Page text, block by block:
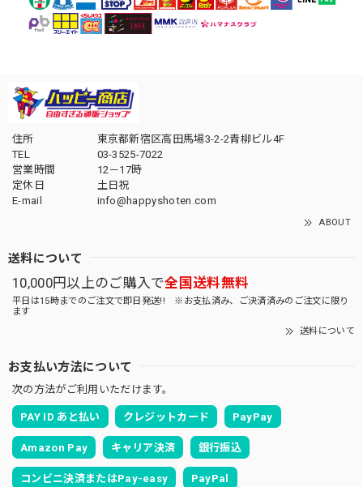
住所
東京都新宿区高田馬場3-2-2青柳ビル4F
TEL
03-3525-7022
営業時間
12－17時
定休日
土日祝
E-mail
info@happyshoten.com
ABOUT
送料について
10,000円以上のご購入で全国送料無料
平日は15時までのご注文で即日発送!! ※お支払済み、ご決済済みのご注文に限り
ます
送料について
お支払い方法について
次の方法がご利用いただけます。
PAY ID あと払い クレジットカード PayPay
Amazon Pay キャリア決済 銀行振込
コンビニ決済またはPay-easy PayPal